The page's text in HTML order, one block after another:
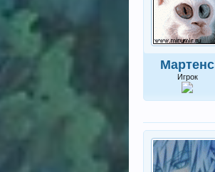
Мартенс
Игрок